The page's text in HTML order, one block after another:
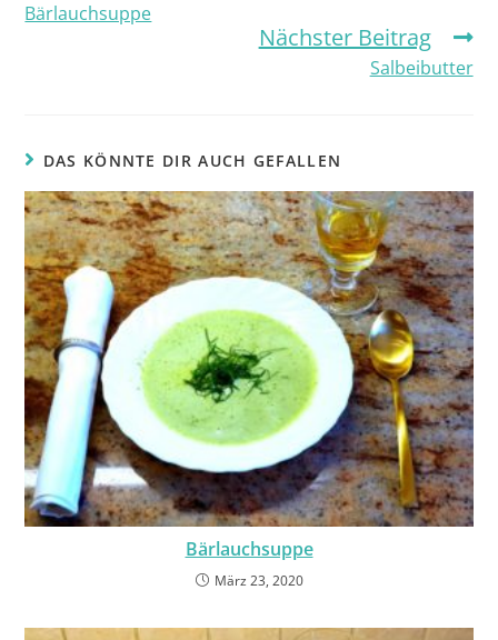
Bärlauchsuppe
Nächster Beitrag
Salbeibutter
DAS KÖNNTE DIR AUCH GEFALLEN
Bärlauchsuppe
März 23, 2020